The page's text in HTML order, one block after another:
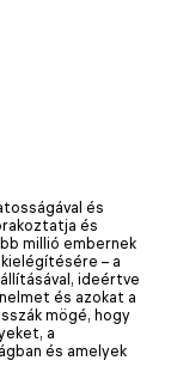
és
és
millió embernek
– a
ideértve
és azokat a
mögé, hogy
a
és amelyek